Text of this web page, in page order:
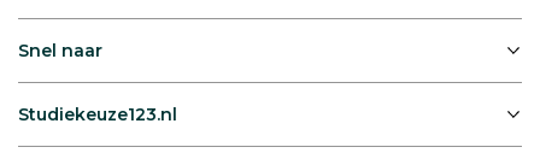
Snel naar
Studiekeuze123.nl